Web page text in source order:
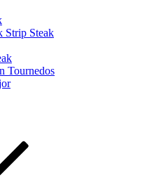
Strip Steak
Tournedos